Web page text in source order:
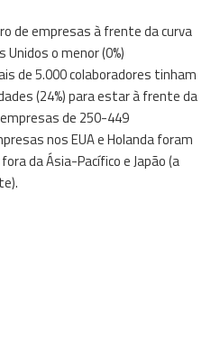
de empresas à frente da curva
Unidos o menor (0%)
de 5.000 colaboradores tinham
(24%) para estar à frente da
de 250-449
nos EUA e Holanda foram
da Ásia-Pacífico e Japão (a